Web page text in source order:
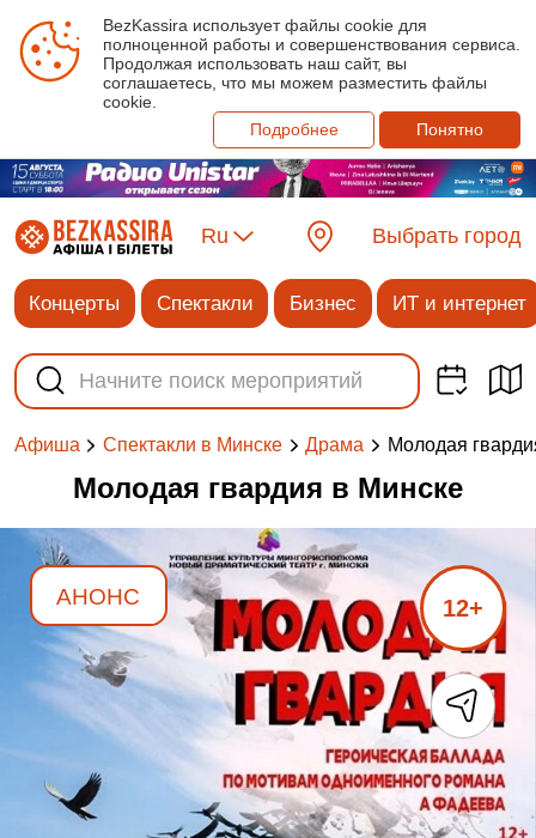
BezKassira использует файлы cookie для
полноценной работы и совершенствования сервиса.
Продолжая использовать наш сайт, вы
соглашаетесь, что мы можем разместить файлы
cookie.
Подробнее
Понятно
Ru Выбрать город
Концерты Спектакли Бизнес ИТ и интернет
Афиша Спектакли в Минске Драма ‎Молодая
‎Молодая гвардия в Минске
АНОНС 12+